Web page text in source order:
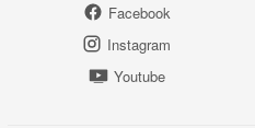
Facebook
Instagram
Youtube